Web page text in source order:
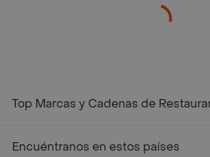
Top Marcas y Cadenas de
Encuéntranos en estos países